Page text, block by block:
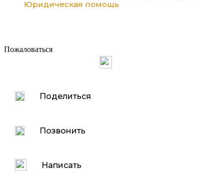
Юридическая помощь
Пожаловаться
Поделиться
Позвонить
Написать